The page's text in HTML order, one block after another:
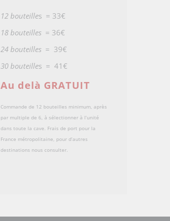
12 bouteilles = 33€
18 bouteilles= 36€
24 bouteilles= 39€
30 bouteilles = 41€
Au delà GRATUIT
Commande de 12 bouteilles minimum, après
par multiple de 6, à sélectionner à l’unité
dans toute la cave. Frais de port pour la
France métropolitaine, pour d’autres
destinations nous consulter.